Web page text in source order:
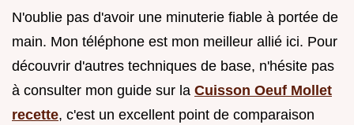
N'oublie pas d'avoir une minuterie fiable à portée de
main. Mon téléphone est mon meilleur allié ici. Pour
découvrir d'autres techniques de base, n'hésite pas
à consulter mon guide sur la Cuisson Oeuf Mollet
recette, c'est un excellent point de comparaison